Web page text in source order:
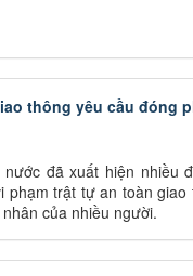
thông yêu cầu đóng
đã xuất hiện
trật tự an toàn
của nhiều người.